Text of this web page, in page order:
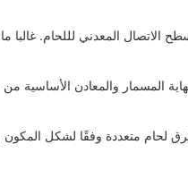
سطح الاتصال المعدني لللحام.
المسمار والمعادن الأساسية
لحام متعددة وفقًا لشكل